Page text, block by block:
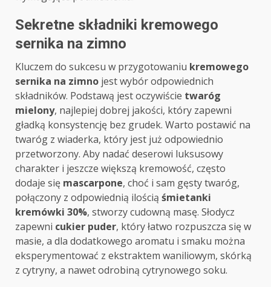
Sekretne składniki kremowego
sernika na zimno
Kluczem do sukcesu w przygotowaniu kremowego
sernika na zimno jest wybór odpowiednich
składników. Podstawą jest oczywiście twaróg
mielony, najlepiej dobrej jakości, który zapewni
gładką konsystencję bez grudek. Warto postawić na
twaróg z wiaderka, który jest już odpowiednio
przetworzony. Aby nadać deserowi luksusowy
charakter i jeszcze większą kremowość, często
dodaje się mascarpone, choć i sam gęsty twaróg,
połączony z odpowiednią ilością śmietanki
kremówki 30%, stworzy cudowną masę. Słodycz
zapewni cukier puder, który łatwo rozpuszcza się w
masie, a dla dodatkowego aromatu i smaku można
eksperymentować z ekstraktem waniliowym, skórką
z cytryny, a nawet odrobiną cytrynowego soku.